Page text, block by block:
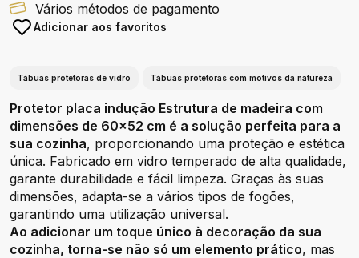
Vários métodos de pagamento
Adicionar aos favoritos
Tábuas protetoras de vidro Tábuas protetoras com motivos da natureza
Protetor placa indução Estrutura de madeira com
dimensões de 60x52 cm é a solução perfeita para a
sua cozinha, proporcionando uma proteção e estética
única. Fabricado em vidro temperado de alta qualidade,
garante durabilidade e fácil limpeza. Graças às suas
dimensões, adapta-se a vários tipos de fogões,
garantindo uma utilização universal.
Ao adicionar um toque único à decoração da sua
cozinha, torna-se não só um elemento prático, mas